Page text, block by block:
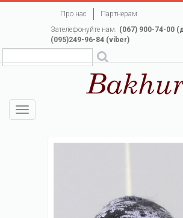
Про нас
Партнерам
Зателефонуйте нам: (067) 900-74-00
(095)249-96-84 (viber)
Toggle
navigation